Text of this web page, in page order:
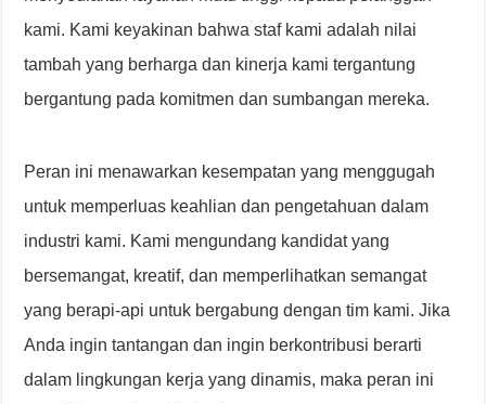
kami. Kami keyakinan bahwa staf kami adalah nilai
tambah yang berharga dan kinerja kami tergantung
bergantung pada komitmen dan sumbangan mereka.
Peran ini menawarkan kesempatan yang menggugah
untuk memperluas keahlian dan pengetahuan dalam
industri kami. Kami mengundang kandidat yang
bersemangat, kreatif, dan memperlihatkan semangat
yang berapi-api untuk bergabung dengan tim kami. Jika
Anda ingin tantangan dan ingin berkontribusi berarti
dalam lingkungan kerja yang dinamis, maka peran ini